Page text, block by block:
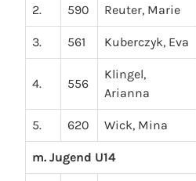
2. 590 Reuter, Marie
3. 561 Kuberczyk, Eva
4. 556
Klingel,
Arianna
5. 620 Wick, Mina
m. Jugend U14